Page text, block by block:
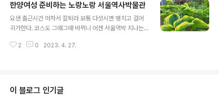
다. 강렬하지 아니한가? 이 한 줄은 독자들을 빨아들이는
블랙홀이다. 논문이 글을 죽이고 말았다. (2018. 5. 6) **
** 나처럼 한때 혹은 제법 길게 영문학과 연이 있는 사람들
그에 더해 나는 20세기 신종 독재의 한 형태로서 파시즘을
한양여성 준비하는 노랑노랑 서울역사박물관
요샌 출근시간 마차서 칼퇴라 보통 다섯시면 땡치고 걸어
귀가한다. 코스도 그때그때 바뀌니 어젠 서울역박 지나는
하니 한양여성을 주제로 하는 특별전을 준비하는 모양이라
터비한 보고서 던지는데 이걸 준비하면서 맡긴 외부 용역
결과물이라 이게 있어 가능하다 큰소리 뻥뻥치더라. 좋은
2 0 2023. 4. 27.
이 블로그 인기글